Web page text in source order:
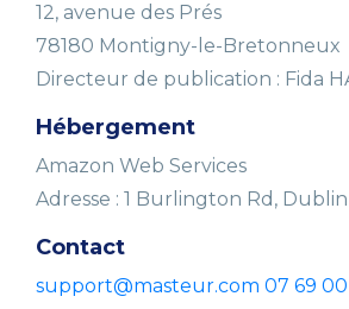
12, avenue des Prés
78180 Montigny-le-Bretonneux
Directeur de publication : Fida
Hébergement
Amazon Web Services
Adresse : 1 Burlington Rd,
Contact
support@masteur.com 07 69